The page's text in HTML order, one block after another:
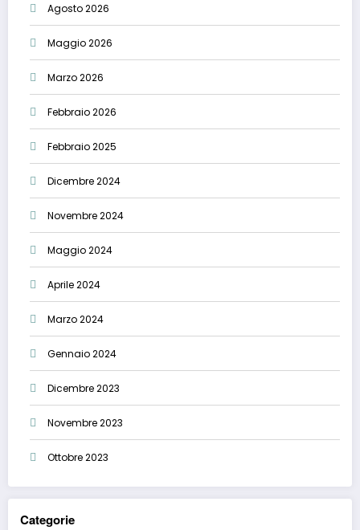
Agosto 2026
Maggio 2026
Marzo 2026
Febbraio 2026
Febbraio 2025
Dicembre 2024
Novembre 2024
Maggio 2024
Aprile 2024
Marzo 2024
Gennaio 2024
Dicembre 2023
Novembre 2023
Ottobre 2023
Categorie